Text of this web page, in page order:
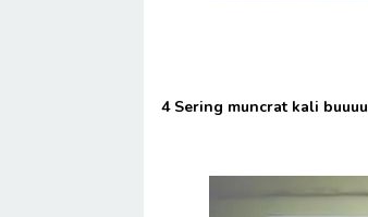
4 Sering muncrat kali buuuu